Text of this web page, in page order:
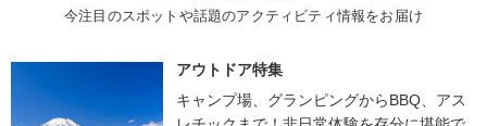
今注目のスポットや話題のアクティビティ情報をお届け
アウトドア特集
キャンプ場、グランピングからBBQ、アス